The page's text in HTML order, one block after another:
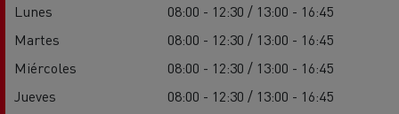
Lunes
08:00 - 12:30 / 13:00 - 16:45
Martes
08:00 - 12:30 / 13:00 - 16:45
Miércoles
08:00 - 12:30 / 13:00 - 16:45
Jueves
08:00 - 12:30 / 13:00 - 16:45